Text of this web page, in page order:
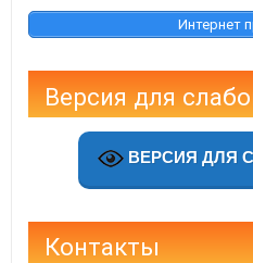
Интернет
Версия для
ВЕРСИЯ ДЛЯ
Контакты